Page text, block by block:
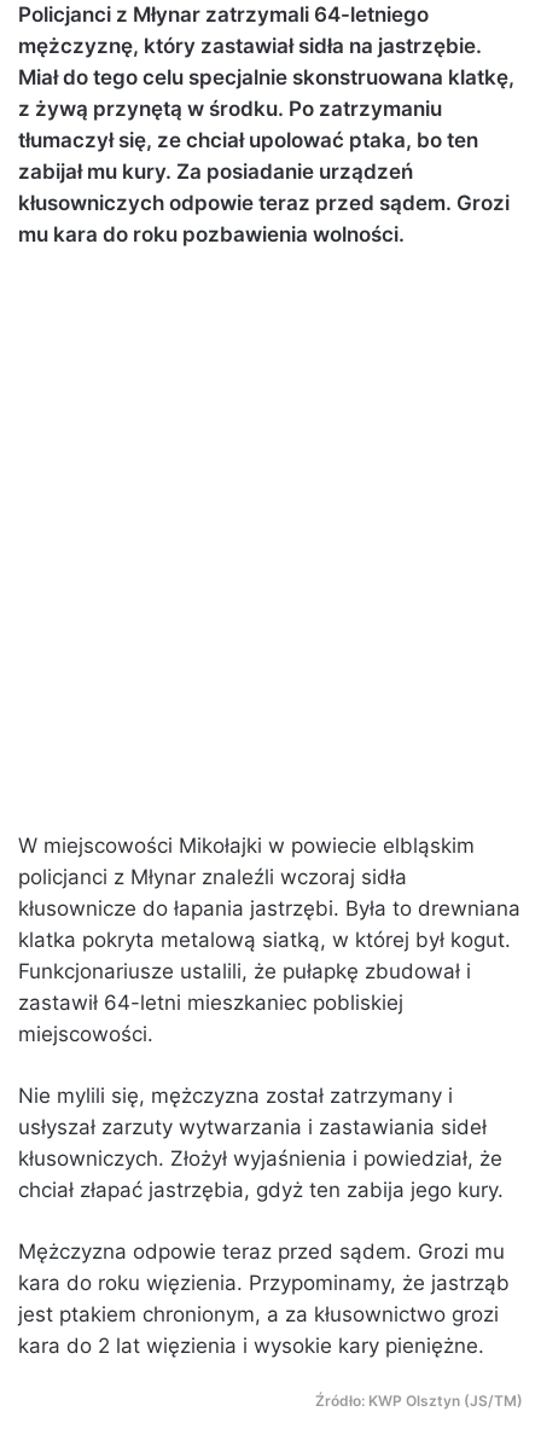
Policjanci z Młynar zatrzymali 64-letniego
mężczyznę, który zastawiał sidła na jastrzębie.
Miał do tego celu specjalnie skonstruowana klatkę,
z żywą przynętą w środku. Po zatrzymaniu
tłumaczył się, ze chciał upolować ptaka, bo ten
zabijał mu kury. Za posiadanie urządzeń
kłusowniczych odpowie teraz przed sądem. Grozi
mu kara do roku pozbawienia wolności.
W miejscowości Mikołajki w powiecie elbląskim
policjanci z Młynar znaleźli wczoraj sidła
kłusownicze do łapania jastrzębi. Była to drewniana
klatka pokryta metalową siatką, w której był kogut.
Funkcjonariusze ustalili, że pułapkę zbudował i
zastawił 64-letni mieszkaniec pobliskiej
miejscowości.
Nie mylili się, mężczyzna został zatrzymany i
usłyszał zarzuty wytwarzania i zastawiania sideł
kłusowniczych. Złożył wyjaśnienia i powiedział, że
chciał złapać jastrzębia, gdyż ten zabija jego kury.
Mężczyzna odpowie teraz przed sądem. Grozi mu
kara do roku więzienia. Przypominamy, że jastrząb
jest ptakiem chronionym, a za kłusownictwo grozi
kara do 2 lat więzienia i wysokie kary pieniężne.
Źródło: KWP Olsztyn (JS/TM)